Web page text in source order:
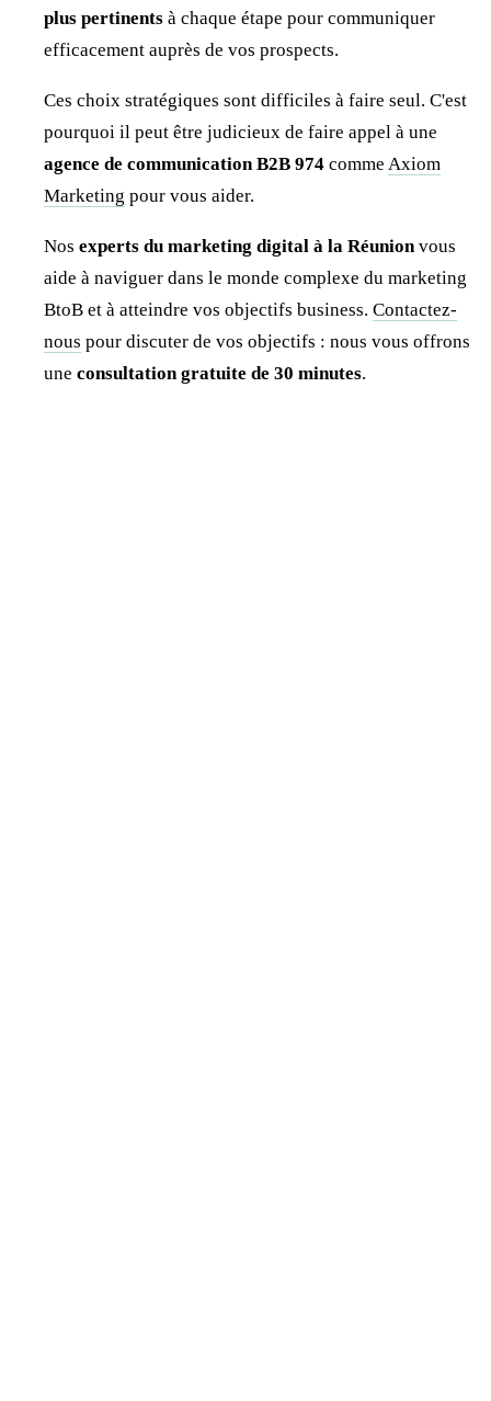
plus pertinents à chaque étape pour communiquer
efficacement auprès de vos prospects.
Ces choix stratégiques sont difficiles à faire seul. C'est
pourquoi il peut être judicieux de faire appel à une
agence de communication B2B 974 comme Axiom
Marketing pour vous aider.
Nos experts du marketing digital à la Réunionvous
aide à naviguer dans le monde complexe du marketing
BtoB et à atteindre vos objectifs business. Contactez-
nous pour discuter de vos objectifs : nous vous offrons
une consultation gratuite de 30 minutes.